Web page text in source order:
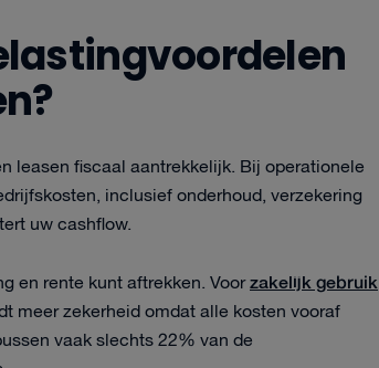
leasen fiscaal aantrekkelijk. Bij operationele
inclusief onderhoud, verzekering
uw cashflow.
en rente kunt aftrekken. Voorzakelijk gebruik
meer zekerheid omdat alle kosten vooraf
vaak slechts 22% van de